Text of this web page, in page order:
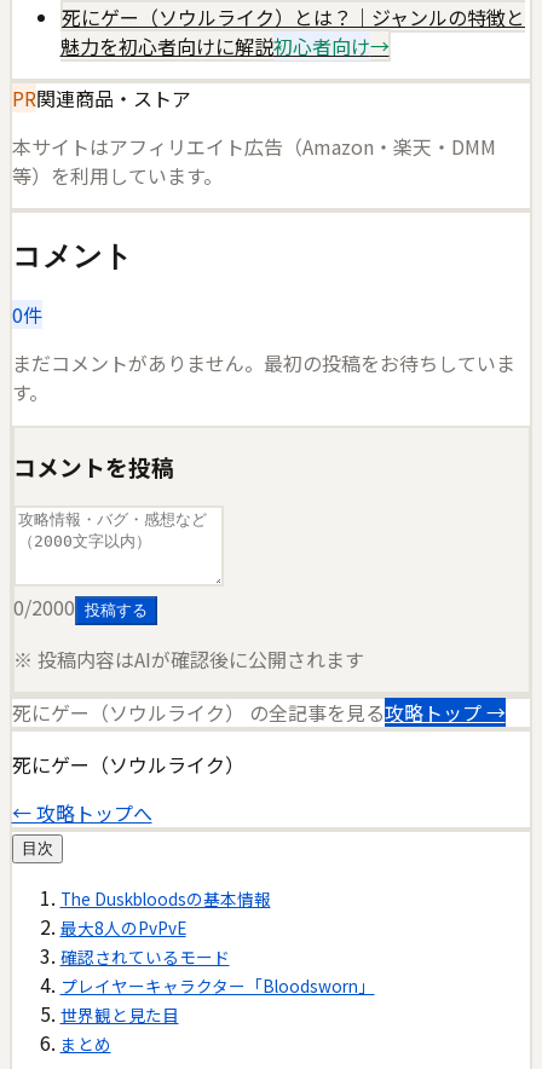
死にゲー（ソウルライク）とは？｜ジャンルの特徴と
魅力を初心者向けに解説初心者向け→
PR関連商品・ストア
本サイトはアフィリエイト広告（Amazon・楽天・DMM
等）を利用しています。
コメント
0件
まだコメントがありません。最初の投稿をお待ちしていま
す。
コメントを投稿
0/2000 投稿する
※ 投稿内容はAIが確認後に公開されます
死にゲー（ソウルライク）
の全記事を見る攻略トップ →
死にゲー（ソウルライク）
← 攻略トップへ
目次
The Duskbloodsの基本情報
最大8人のPvPvE
確認されているモード
プレイヤーキャラクター「Bloodsworn」
世界観と見た目
まとめ